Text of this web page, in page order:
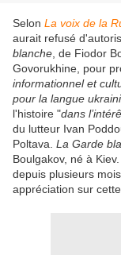
Selon La voix de la
aurait refusé
blanche , de Fiodor
Govorukhine, pour
informationnel et
pour la langue
l'histoire "dans
du lutteur Ivan
Poltava. La Garde
Boulgakov, né à
depuis plusieurs
appréciation sur